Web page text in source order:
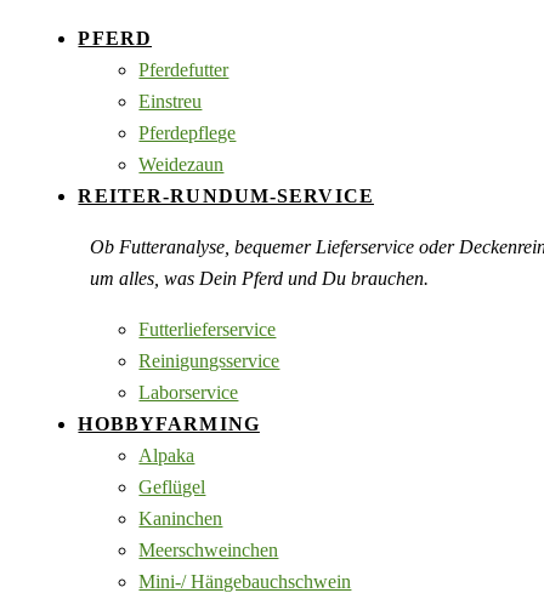
PFERD
Pferdefutter
Einstreu
Pferdepflege
Weidezaun
REITER-RUNDUM-SERVICE
Ob Futteranalyse, bequemer Lieferservice oder
um alles, was Dein Pferd und Du brauchen.
Futterlieferservice
Reinigungsservice
Laborservice
HOBBYFARMING
Alpaka
Geflügel
Kaninchen
Meerschweinchen
Mini-/ Hängebauchschwein